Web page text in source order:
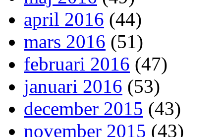
april 2016 (44)
mars 2016 (51)
februari 2016 (47)
januari 2016 (53)
december 2015 (43)
november 2015 (43)